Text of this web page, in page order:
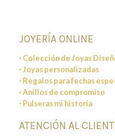
JOYERÍA ONLINE
· Colección de Joyas
· Joyas personalizadas
· Regalos para fechas
· Anillos de compromiso
· Pulseras mi historia
ATENCIÓN AL